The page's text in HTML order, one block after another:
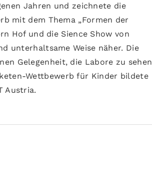
Jahren und zeichnete die
mit dem Thema „Formen der
Hof und die Sience Show von
unterhaltsame Weise näher. Die
Gelegenheit, die Labore zu sehen
Wettbewerb für Kinder bildete
Austria.